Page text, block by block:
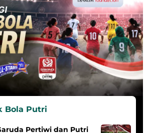
Bola Putri
Pertiwi dan Putri